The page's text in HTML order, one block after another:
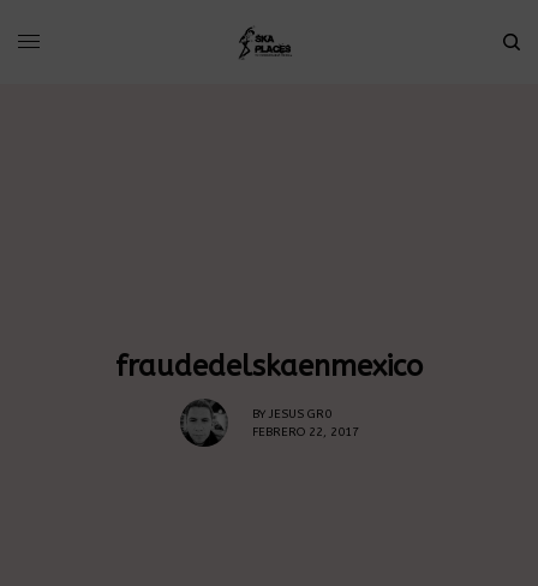
fraudedelskaenmexico
BY JESUS GR0
FEBRERO 22, 2017